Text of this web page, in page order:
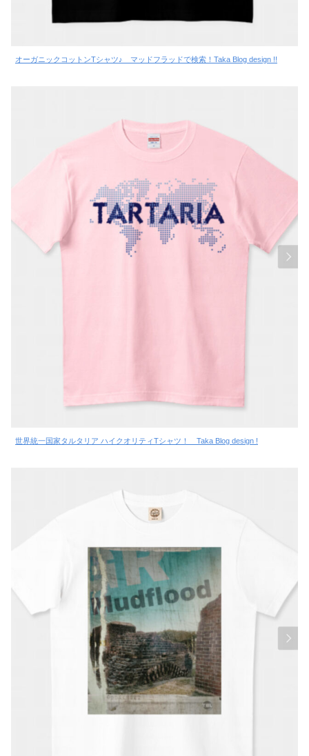
オーガニックコットンTシャツ♪ マッドフラッドで検索！Taka Blog design !!
世界統一国家タルタリア ハイクオリティTシャツ！ Taka Blog design !